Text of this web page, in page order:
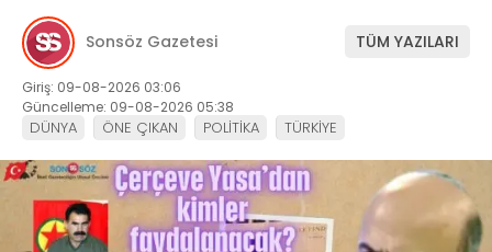
Sonsöz Gazetesi TÜM YAZILARI
Giriş: 09-08-2026 03:06
Güncelleme: 09-08-2026 05:38
DÜNYA ÖNE ÇIKAN POLİTİKA TÜRKİYE